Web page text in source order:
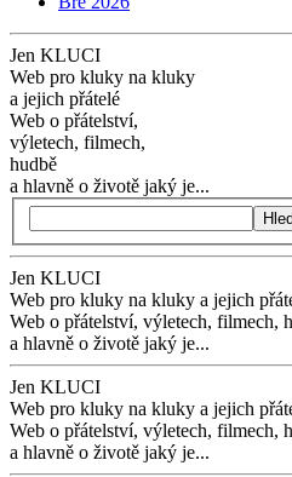
Jen KLUCI
Web pro kluky na kluky
a jejich přátelé
Web o přátelství,
výletech, filmech,
hudbě
a hlavně o životě jaký je...
Jen KLUCI
Web pro kluky na kluky a jejich
Web o přátelství, výletech, filmech,
a hlavně o životě jaký je...
Jen KLUCI
Web pro kluky na kluky a jejich
Web o přátelství, výletech, filmech,
a hlavně o životě jaký je...